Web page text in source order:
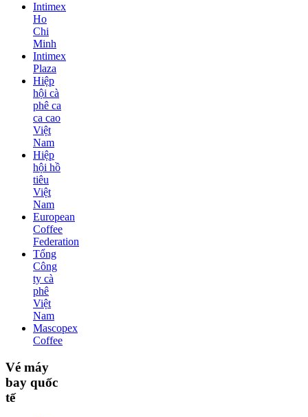
Intimex
Ho
Chi
Minh
Intimex
Plaza
Hiệp
hội cà
phê ca
ca cao
Việt
Nam
Hiệp
hội hồ
tiêu
Việt
Nam
European
Coffee
Federation
Tổng
Công
ty cà
phê
Việt
Nam
Mascopex
Coffee
Vé máy
bay quốc
tế